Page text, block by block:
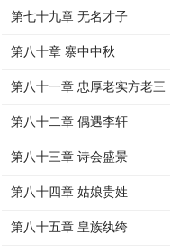
第七十九章 无名才子
第八十章 寨中中秋
第八十一章 忠厚老实方老三
第八十二章 偶遇李轩
第八十三章 诗会盛景
第八十四章 姑娘贵姓
第八十五章 皇族纨绔